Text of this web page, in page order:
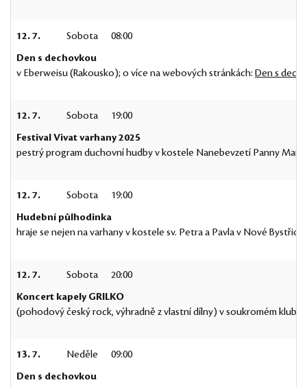
12. 7. Sobota
08:00
Den s dechovkou
v Eberweisu (Rakousko); o více na webových stránkách: Den s
12. 7. Sobota
19:00
Festival Vivat varhany 2025
pestrý program duchovní hudby v kostele Nanebevzetí Panny
12. 7. Sobota
19:00
Hudební půlhodinka
hraje se nejen na varhany v kostele sv. Petra a Pavla v Nové Bystřici
12. 7. Sobota
20:00
Koncert kapely GRILKO
(pohodový český rock, výhradně z vlastní dílny) v soukromém klubu
13. 7. Neděle
09:00
Den s dechovkou